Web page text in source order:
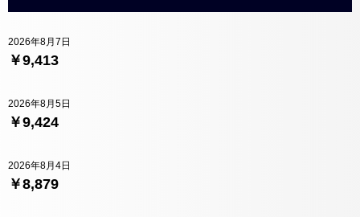
￥9,413
2026年8月7日
￥9,424
2026年8月5日
￥8,879
2026年8月4日